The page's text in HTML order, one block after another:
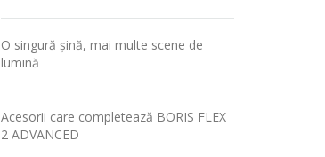
O singură șină, mai multe scene de
lumină
Acesorii care completează BORIS FLEX
2 ADVANCED